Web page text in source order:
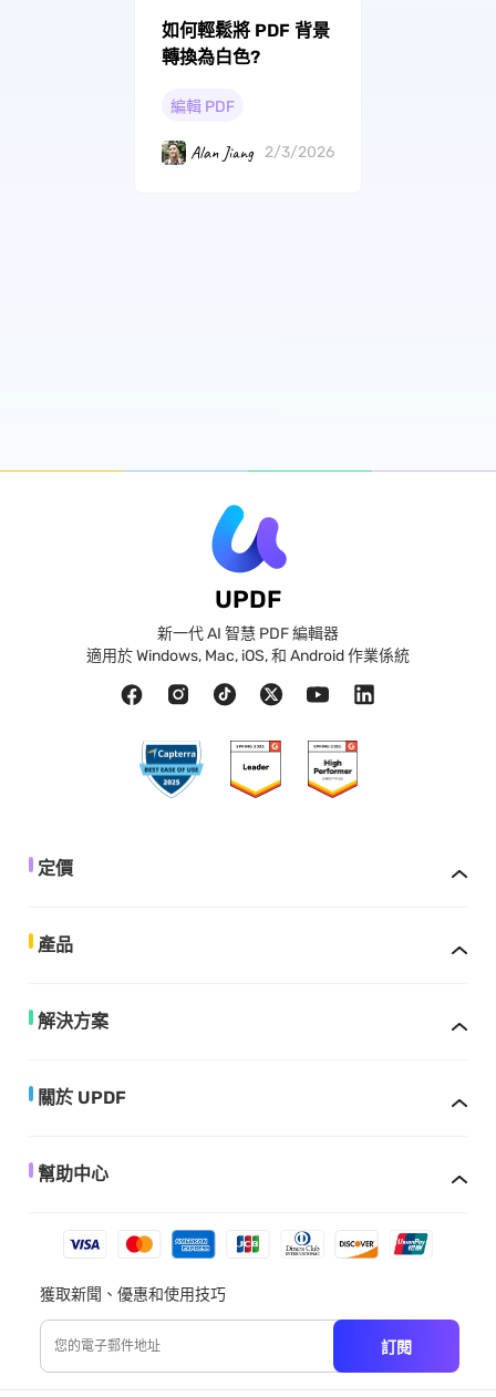
如何輕鬆將 PDF 背景
轉換為白色?
編輯 PDF
Alan Jiang 2/3/2026
UPDF
新一代 AI 智慧 PDF 編輯器
適用於 Windows, Mac, iOS, 和 Android 作業係統
定價
產品
解決方案
關於 UPDF
幫助中心
獲取新聞、優惠和使用技巧
訂閱